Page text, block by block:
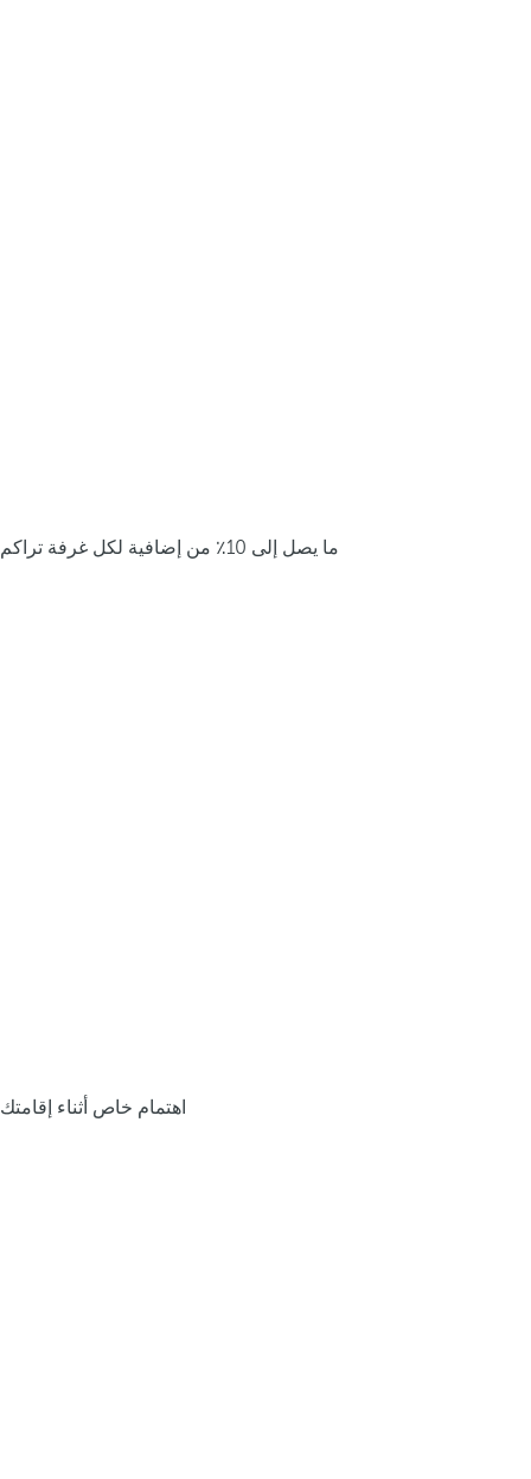
ما يصل إلى 10٪ من إضافية لكل غرفة تراكم
اهتمام خاص أثناء إقامتك